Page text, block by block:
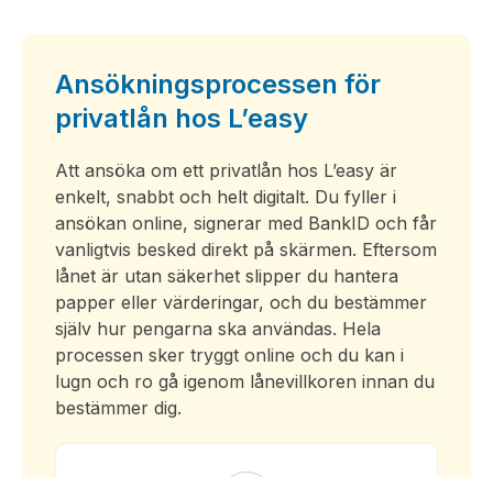
Ansökningsprocessen för
privatlån hos L’easy
Att ansöka om ett privatlån hos L’easy är
enkelt, snabbt och helt digitalt. Du fyller i
ansökan online, signerar med BankID och får
vanligtvis besked direkt på skärmen. Eftersom
lånet är utan säkerhet slipper du hantera
papper eller värderingar, och du bestämmer
själv hur pengarna ska användas. Hela
processen sker tryggt online och du kan i
lugn och ro gå igenom lånevillkoren innan du
bestämmer dig.